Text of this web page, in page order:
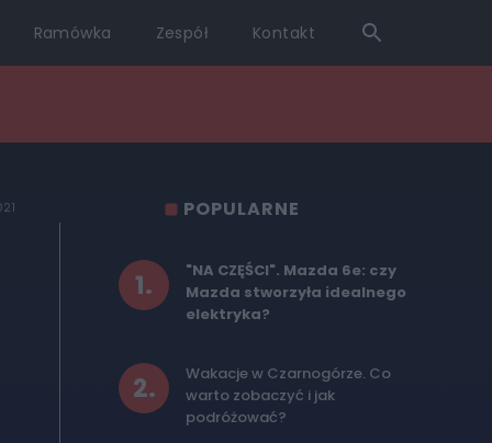
Ramówka Zespół Kontakt
POPULARNE
1.
"NA CZĘŚCI". Mazda 6e: czy
Mazda stworzyła idealnego
elektryka?
2.
Wakacje w Czarnogórze. Co
warto zobaczyć i jak
podróżować?